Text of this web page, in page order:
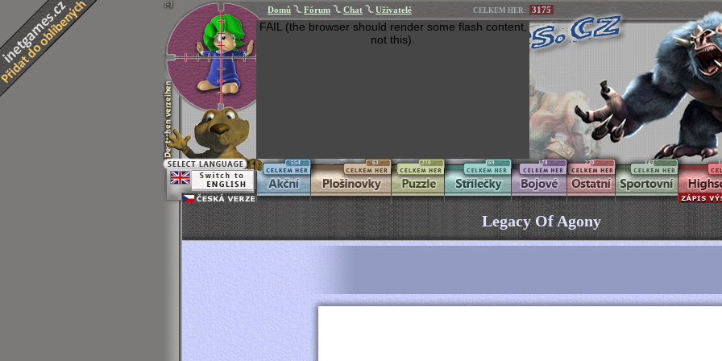
Domů Fórum Chat Uživatelé CELKEM HER: 3175
FAIL (the browser should render some flash content,
not this).
554 63 270 269 170 270 145
Legacy Of Agony